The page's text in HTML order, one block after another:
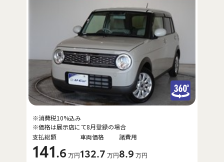
支払総額
141.6 万円
車両価格
132.7 万円
諸費用
8.9 万円
※消費税10%込み
※価格は展示店にて8月登録の場合